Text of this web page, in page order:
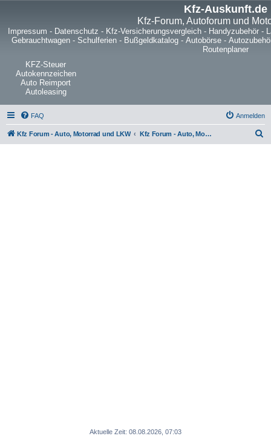
Kfz-Auskunft.de
Kfz-Forum, Autoforum und
Impressum - Datenschutz - Kfz-Versicherungsvergleich - Handyzubehör -
Gebrauchtwagen- Schulferien- Bußgeldkatalog- Autobörse-
Routenplaner
KFZ-Steuer
Autokennzeichen
Auto Reimport
Autoleasing
FAQ Anmelden
Kfz Forum - Auto, Motorrad und LKW Kfz Forum - Auto, Motorrad und LKW
Aktuelle Zeit: 08.08.2026, 07:03